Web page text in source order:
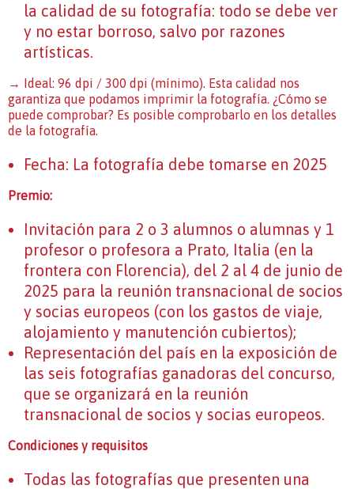
la calidad de su fotografía: todo se debe ver
y no estar borroso, salvo por razones
artísticas.
→ Ideal: 96 dpi / 300 dpi (mínimo). Esta calidad nos
garantiza que podamos imprimir la fotografía. ¿Cómo se
puede comprobar? Es posible comprobarlo en los detalles
de la fotografía.
Fecha: La fotografía debe tomarse en 2025
Premio:
Invitación para 2 o 3 alumnos o alumnas y 1
profesor o profesora a Prato, Italia (en la
frontera con Florencia), del 2 al 4 de junio de
2025 para la reunión transnacional de socios
y socias europeos (con los gastos de viaje,
alojamiento y manutención cubiertos);
Representación del país en la exposición de
las seis fotografías ganadoras del concurso,
que se organizará en la reunión
transnacional de socios y socias europeos.
Condiciones y requisitos
Todas las fotografías que presenten una